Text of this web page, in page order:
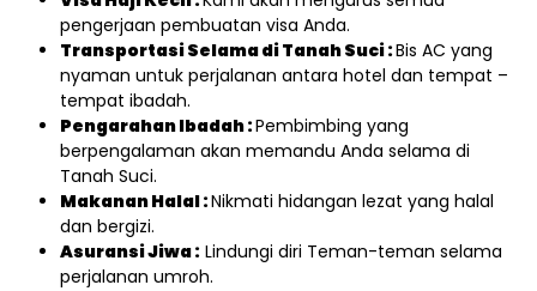
pengerjaan pembuatan visa Anda.
Transportasi Selama di Tanah Suci :Bis AC yang
nyaman untuk perjalanan antara hotel dan tempat –
tempat ibadah.
Pengarahan Ibadah :Pembimbing yang
berpengalaman akan memandu Anda selama di
Tanah Suci.
Makanan Halal :Nikmati hidangan lezat yang halal
dan bergizi.
Asuransi Jiwa : Lindungi diri Teman-teman selama
perjalanan umroh.